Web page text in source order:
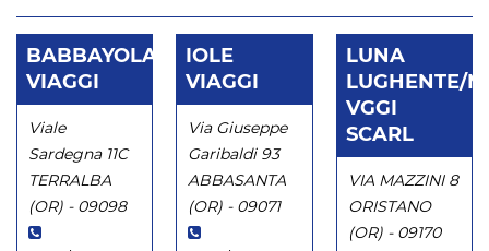
BABBAYOLA
VIAGGI
Viale
Sardegna 11C
TERRALBA
(OR) - 09098
IOLE
VIAGGI
Via Giuseppe
Garibaldi 93
ABBASANTA
(OR) - 09071
LUNA
LUGHENTE/
VGGI
SCARL
VIA MAZZINI 8
ORISTANO
(OR) - 09170